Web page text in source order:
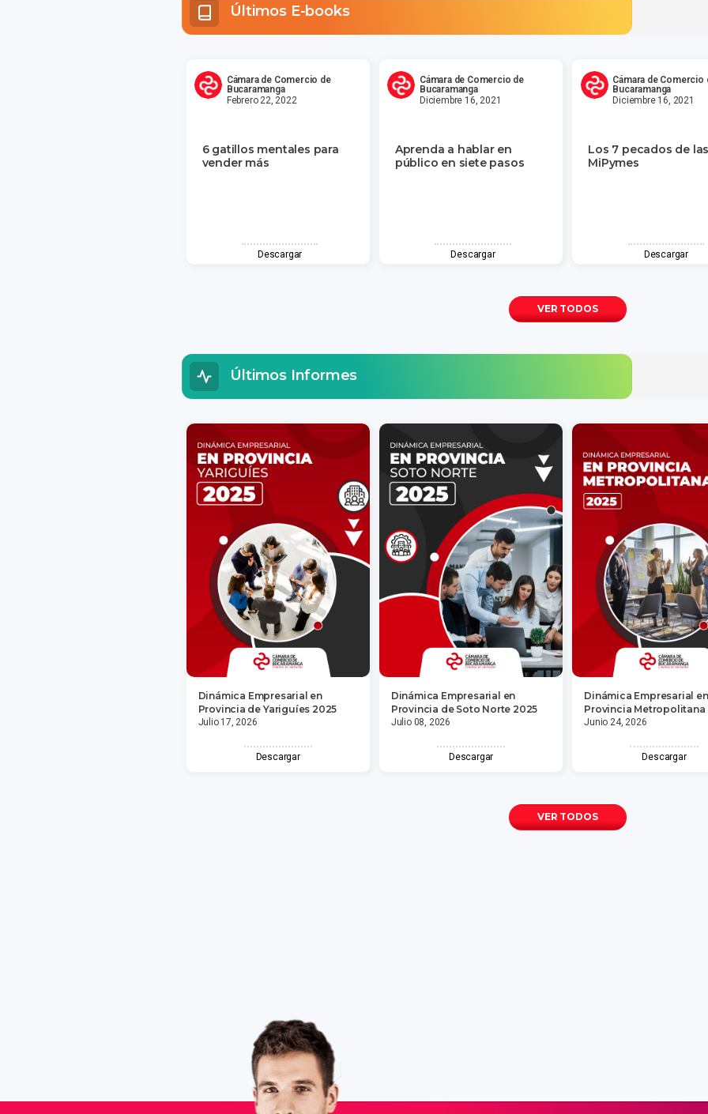
Últimos E-books
Cámara de Comercio de
Bucaramanga
Febrero 22, 2022
6 gatillos mentales para
vender más
Descargar
Cámara de Comercio de
Bucaramanga
Diciembre 16, 2021
Aprenda a hablar en
público en siete pasos
Descargar
Cámara de Comercio
Bucaramanga
Diciembre 16, 2021
Los 7 pecados de
MiPymes
Descargar
VER TODOS
Últimos Informes
Dinámica Empresarial en
Provincia de Yariguíes 2025
Julio 17, 2026
Descargar
Dinámica Empresarial en
Provincia de Soto Norte 2025
Julio 08, 2026
Descargar
Dinámica Empresarial en
Provincia Metropolitana
Junio 24, 2026
Descargar
VER TODOS